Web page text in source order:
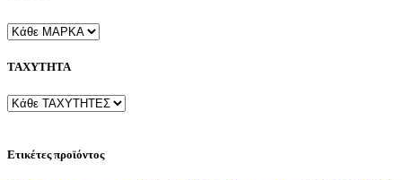
ΤΑΧΥΤΗΤΑ
Ετικέτες προϊόντος